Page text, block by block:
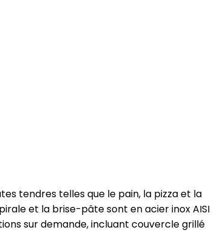
tendres telles que le pain, la pizza et la
et la brise-pâte sont en acier inox AISI
sur demande, incluant couvercle grillé